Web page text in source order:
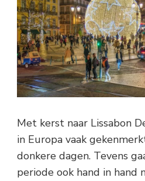
Met kerst naar Lissabon
in Europa vaak
donkere dagen. Tevens
periode ook hand in hand